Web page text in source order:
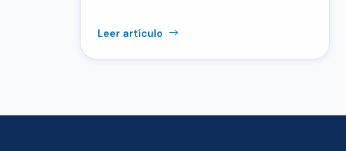
Leer artículo